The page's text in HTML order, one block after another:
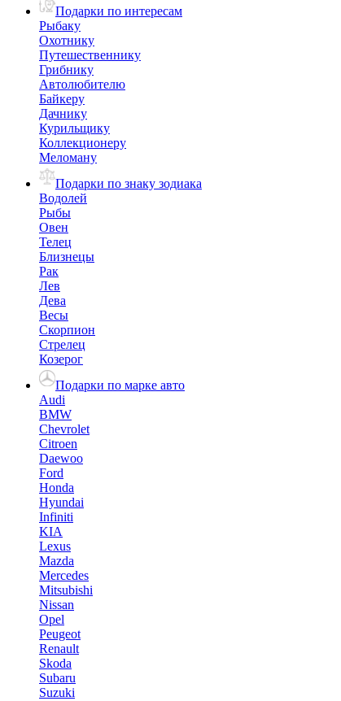
Подарки по интересам
Рыбаку
Охотнику
Путешественнику
Грибнику
Автолюбителю
Байкеру
Дачнику
Курильщику
Коллекционеру
Меломану
Подарки по знаку зодиака
Водолей
Рыбы
Овен
Телец
Близнецы
Рак
Лев
Дева
Весы
Скорпион
Стрелец
Козерог
Подарки по марке авто
Audi
BMW
Chevrolet
Citroen
Daewoo
Ford
Honda
Hyundai
Infiniti
KIA
Lexus
Mazda
Mercedes
Mitsubishi
Nissan
Opel
Peugeot
Renault
Skoda
Subaru
Suzuki